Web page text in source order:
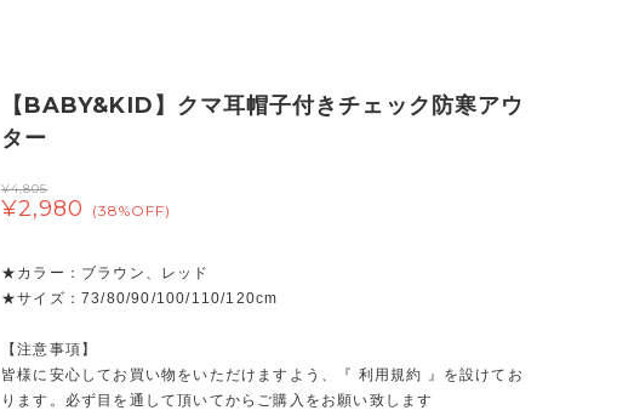
【BABY&KID】クマ耳帽子付きチェック防寒アウ
ター
¥4,805
¥2,980 (38%OFF)
★カラー：ブラウン、レッド
★サイズ：73/80/90/100/110/120cm
【注意事項】
皆様に安心してお買い物をいただけますよう、『 利用規約 』を設けてお
ります。必ず目を通して頂いてからご購入をお願い致します